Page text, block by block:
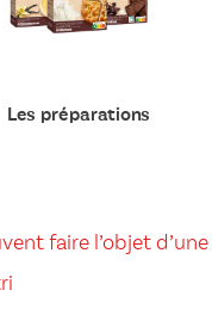
Les préparations
faire l’objet d’une